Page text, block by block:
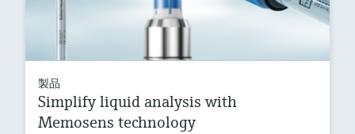
製品
Simplify liquid analysis with
Memosens technology